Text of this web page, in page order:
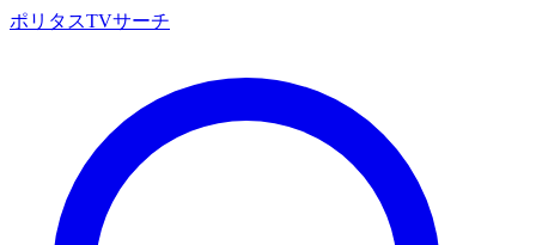
ポリタスTVサーチ